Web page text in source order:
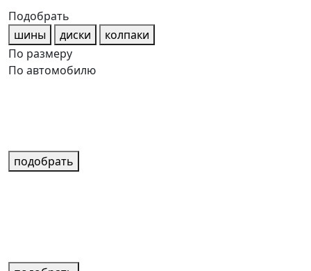
Подобрать
шины
диски
колпаки
По размеру
По автомобилю
подобрать